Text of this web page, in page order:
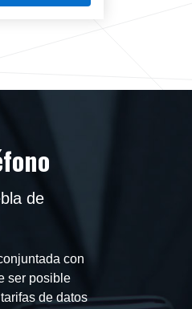
de
con
ser posible
de datos